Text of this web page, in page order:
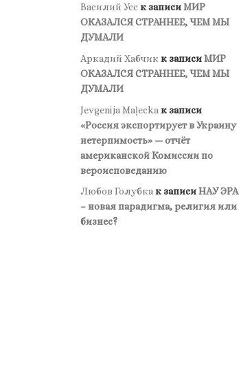
Василий Усс к записиМИР
ОКАЗАЛСЯ СТРАННЕЕ, ЧЕМ МЫ
ДУМАЛИ
Аркадий Хабчик к записиМИР
ОКАЗАЛСЯ СТРАННЕЕ, ЧЕМ МЫ
ДУМАЛИ
Jevgenija Maļecka к записи
«Россия экспортирует в Украину
нетерпимость» — отчёт
американской Комиссии по
вероисповеданию
Любов Голубкак записиНАУ ЭРА
– новая парадигма, религия или
бизнес?